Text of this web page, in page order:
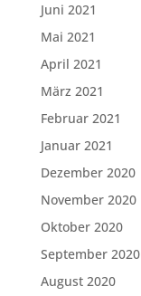
Juni 2021
Mai 2021
April 2021
März 2021
Februar 2021
Januar 2021
Dezember 2020
November 2020
Oktober 2020
September 2020
August 2020